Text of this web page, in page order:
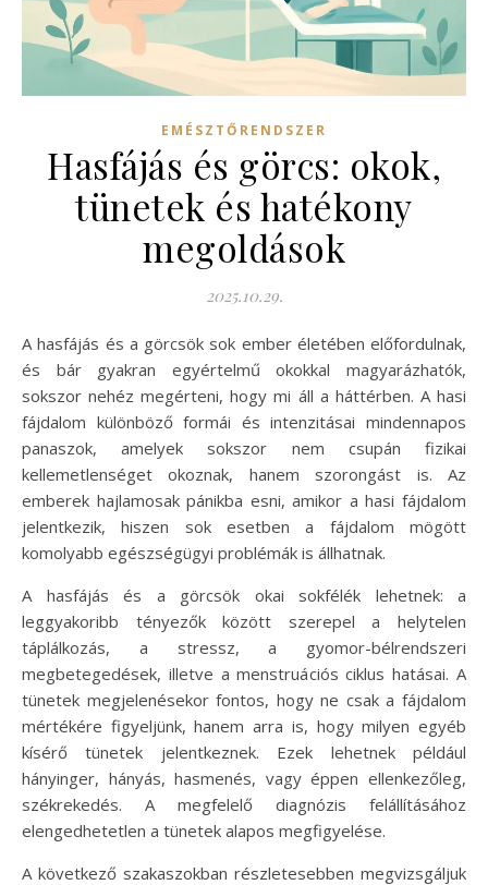
EMÉSZTŐRENDSZER
Hasfájás és görcs: okok,
tünetek és hatékony
megoldások
2025.10.29.
A hasfájás és a görcsök sok ember életében előfordulnak,
és bár gyakran egyértelmű okokkal magyarázhatók,
sokszor nehéz megérteni, hogy mi áll a háttérben. A hasi
fájdalom különböző formái és intenzitásai mindennapos
panaszok, amelyek sokszor nem csupán fizikai
kellemetlenséget okoznak, hanem szorongást is. Az
emberek hajlamosak pánikba esni, amikor a hasi fájdalom
jelentkezik, hiszen sok esetben a fájdalom mögött
komolyabb egészségügyi problémák is állhatnak.
A hasfájás és a görcsök okai sokfélék lehetnek: a
leggyakoribb tényezők között szerepel a helytelen
táplálkozás, a stressz, a gyomor-bélrendszeri
megbetegedések, illetve a menstruációs ciklus hatásai. A
tünetek megjelenésekor fontos, hogy ne csak a fájdalom
mértékére figyeljünk, hanem arra is, hogy milyen egyéb
kísérő tünetek jelentkeznek. Ezek lehetnek például
hányinger, hányás, hasmenés, vagy éppen ellenkezőleg,
székrekedés. A megfelelő diagnózis felállításához
elengedhetetlen a tünetek alapos megfigyelése.
A következő szakaszokban részletesebben megvizsgáljuk